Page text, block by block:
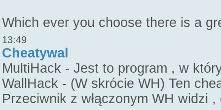
Which ever you choose there is a
13:49
Cheatywal
MultiHack - Jest to program , w
WallHack - (W skrócie WH) Ten
Przeciwnik z włączonym WH widzi